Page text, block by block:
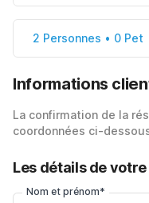
2 Personnes • 0 Pet
Informations
La confirmation de la
coordonnées ci-
Les détails de
Nom et prénom*